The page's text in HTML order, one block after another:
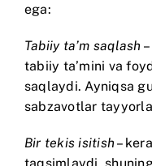
ega:
Tabiiy ta’m saqlash
tabiiy ta’mini va
saqlaydi. Ayniqsa
sabzavotlar
Bir tekis isitish–